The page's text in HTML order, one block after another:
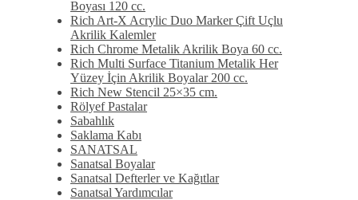
Boyası 120 cc.
Rich Art-X Acrylic Duo Marker Çift Uçlu
Akrilik Kalemler
Rich Chrome Metalik Akrilik Boya 60 cc.
Rich Multi Surface Titanium Metalik Her
Yüzey İçin Akrilik Boyalar 200 cc.
Rich New Stencil 25×35 cm.
Rölyef Pastalar
Sabahlık
Saklama Kabı
SANATSAL
Sanatsal Boyalar
Sanatsal Defterler ve Kağıtlar
Sanatsal Yardımcılar